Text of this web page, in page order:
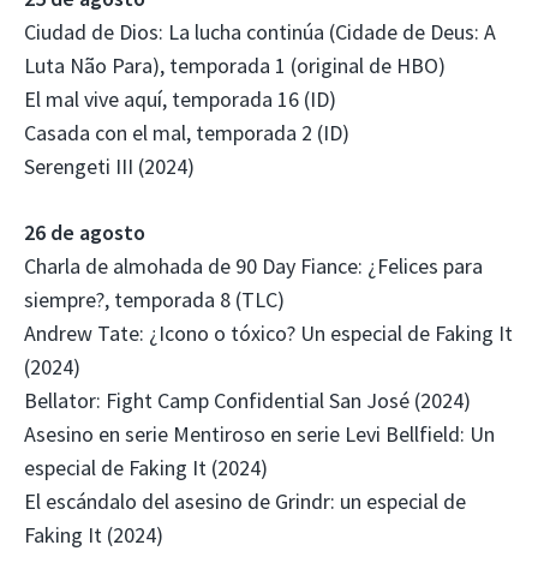
Ciudad de Dios: La lucha continúa (Cidade de Deus: A
Luta Não Para), temporada 1 (original de HBO)
El mal vive aquí, temporada 16 (ID)
Casada con el mal, temporada 2 (ID)
Serengeti III (2024)
26 de agosto
Charla de almohada de 90 Day Fiance: ¿Felices para
siempre?, temporada 8 (TLC)
Andrew Tate: ¿Icono o tóxico? Un especial de Faking It
(2024)
Bellator: Fight Camp Confidential San José (2024)
Asesino en serie Mentiroso en serie Levi Bellfield: Un
especial de Faking It (2024)
El escándalo del asesino de Grindr: un especial de
Faking It (2024)